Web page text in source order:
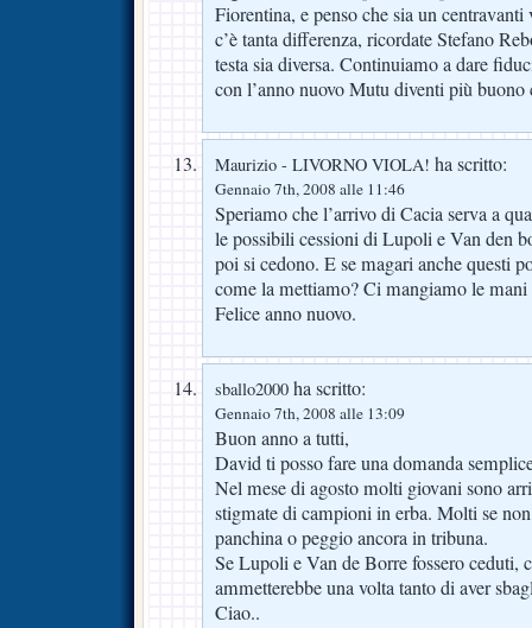
Fiorentina, e penso che sia un
c’è tanta differenza, ricordate Stefano
testa sia diversa. Continuiamo a dare
con l’anno nuovo Mutu diventi più
Maurizio - LIVORNO VIOLA! ha scritto:
Gennaio 7th, 2008 alle 11:46
Speriamo che l’arrivo di Cacia serva a
le possibili cessioni di Lupoli e Van den
poi si cedono. E se magari anche questi
come la mettiamo? Ci mangiamo le mani
Felice anno nuovo.
sballo2000 ha scritto:
Gennaio 7th, 2008 alle 13:09
Buon anno a tutti,
David ti posso fare una domanda
Nel mese di agosto molti giovani sono
stigmate di campioni in erba. Molti se
panchina o peggio ancora in tribuna.
Se Lupoli e Van de Borre fossero ceduti,
ammetterebbe una volta tanto di aver
Ciao..